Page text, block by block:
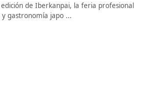
de Iberkanpai, la feria profesional
y gastronomía japo ...